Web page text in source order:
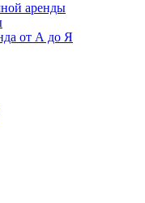
аренды
от А до Я